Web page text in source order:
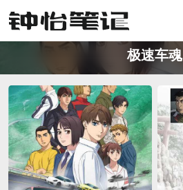
极速车魂